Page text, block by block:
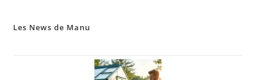
Les News de Manu